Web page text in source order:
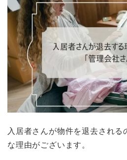
入居者さんが物件を退去される
な理由がございます。